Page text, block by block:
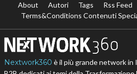
About Autori Tags Rss Feed
Terms&Conditions Contenuti
Nextwork360 è il più grande network